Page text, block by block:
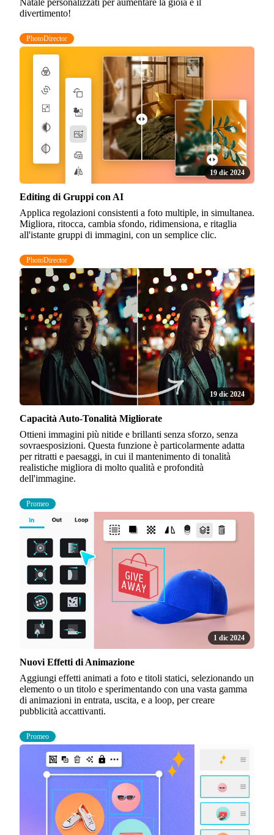
Natale personalizzati per aumentare la gioia e il
divertimento!
PhotoDirector
19 dic 2024
Editing di Gruppi con AI
Applica regolazioni consistenti a foto multiple, in simultanea.
Migliora, ritocca, cambia sfondo, ridimensiona, e ritaglia
all'istante gruppi di immagini, con un semplice clic.
PhotoDirector
19 dic 2024
Capacità Auto-Tonalità Migliorate
Ottieni immagini più nitide e brillanti senza sforzo, senza
sovraesposizioni. Questa funzione è particolarmente adatta
per ritratti e paesaggi, in cui il mantenimento di tonalità
realistiche migliora di molto qualità e profondità
dell'immagine.
Promeo
1 dic 2024
Nuovi Effetti di Animazione
Aggiungi effetti animati a foto e titoli statici, selezionando un
elemento o un titolo e sperimentando con una vasta gamma
di animazioni in entrata, uscita, e a loop, per creare
pubblicità accattivanti.
Promeo